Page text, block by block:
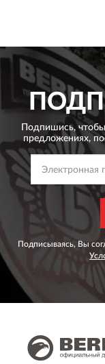
Подпишись,
предложениях,
Подписываясь, Вы